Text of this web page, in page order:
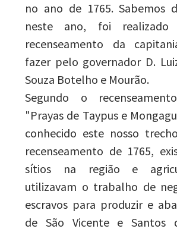
no ano de 1765. Sabemos
neste ano, foi
recenseamento da
fazer pelo governador D.
Souza Botelho e Mourão.
Segundo o
"Prayas de Taypus e
conhecido este nosso
recenseamento de 1765,
sítios na região e
utilizavam o trabalho de
escravos para produzir e
de São Vicente e Santos